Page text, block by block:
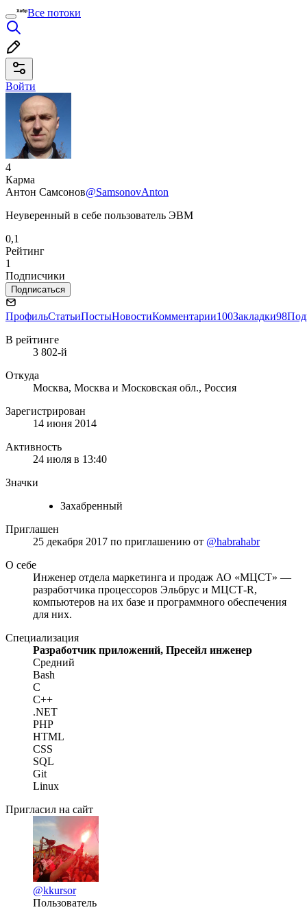
Все потоки
Войти
4
Карма
Антон Самсонов@SamsonovAnton
Неуверенный в себе пользователь ЭВМ
0,1
Рейтинг
1
Подписчики
Подписаться
ПрофильСтатьиПостыНовостиКомментарии100Закладки98
В рейтинге
3 802-й
Откуда
Москва, Москва и Московская обл., Россия
Зарегистрирован
14 июня 2014
Активность
24 июля в 13:40
Значки
Захабренный
Приглашен
25 декабря 2017 по приглашению от @habrahabr
О себе
Инженер отдела маркетинга и продаж АО «МЦСТ» —
разработчика процессоров Эльбрус и МЦСТ-R,
компьютеров на их базе и программного обеспечения
для них.
Специализация
Разработчик приложений, Пресейл инженер
Средний
Bash
C
C++
.NET
PHP
HTML
CSS
SQL
Git
Linux
Пригласил на сайт
@kkursor
Пользователь